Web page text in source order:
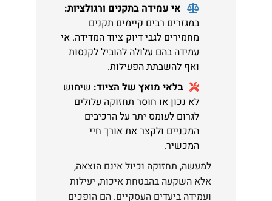
אי עמידה בתקנים ורגולציות:
במגזרים רבים קיימים תקנים
מחמירים לגבי דיוק ציוד המדידה. אי
עמידה בהם עלולה להוביל לקנסות
ואף להשבתת הפעילות.
בלאי מואץ של הציוד: שימוש
לא נכון או חוסר תחזוקה עלולים
לגרום לעומס יתר על הרכיבים
המכניים ולקצר את אורך חיי
המכשיר.
למעשה, תחזוקה וכיול אינם הוצאה,
אלא השקעה בהבטחת איכות, יעילות
ועמידה ביעדים העסקיים. הם הופכים